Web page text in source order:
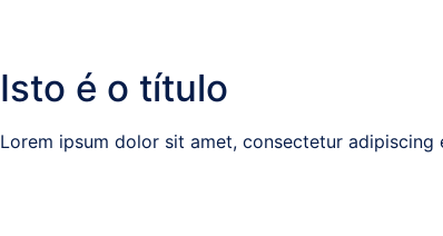
Isto é o título
Lorem ipsum dolor sit amet, consectetur